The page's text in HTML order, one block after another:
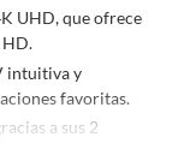
medicamentos,
electrodomésticos,
y máquinas
nuestra política de
UHD, que ofrece
HD.
intuitiva y
favoritas.
a sus 2